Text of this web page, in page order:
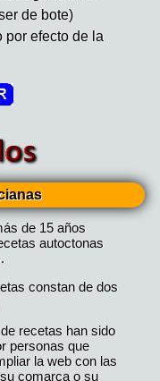
de bote)
por efecto de la
de 15 años
autoctonas
constan de dos
recetas han sido
personas que
la web con las
comarca o su